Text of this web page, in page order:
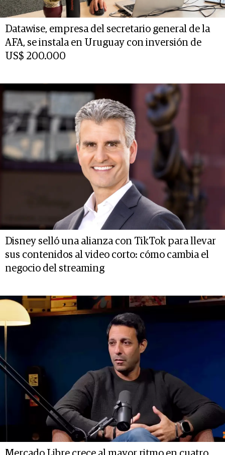
Datawise, empresa del secretario general de la
AFA, se instala en Uruguay con inversión de
US$ 200.000
Disney selló una alianza con TikTok para llevar
sus contenidos al video corto: cómo cambia el
negocio del streaming